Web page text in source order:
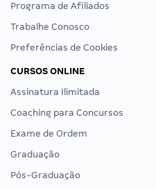
Programa de Afiliados
Trabalhe Conosco
Preferências de Cookies
CURSOS ONLINE
Assinatura Ilimitada
Coaching para Concursos
Exame de Ordem
Graduação
Pós-Graduação